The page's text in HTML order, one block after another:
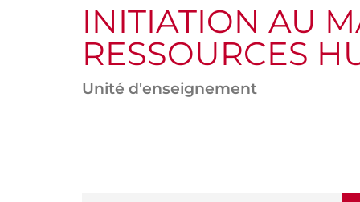
INITIATION AU
RESSOURCES
Unité d'enseignement